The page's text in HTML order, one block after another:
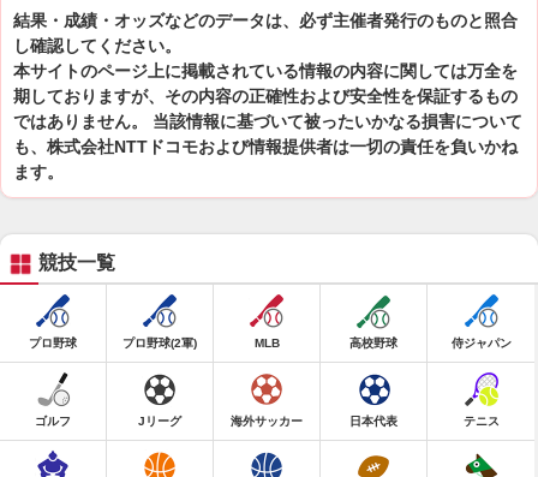
結果・成績・オッズなどのデータは、必ず主催者発行のものと照合
し確認してください。
本サイトのページ上に掲載されている情報の内容に関しては万全を
期しておりますが、その内容の正確性および安全性を保証するもの
ではありません。 当該情報に基づいて被ったいかなる損害について
も、株式会社NTTドコモおよび情報提供者は一切の責任を負いかね
ます。
競技一覧
プロ野球 プロ野球(2軍) MLB 高校野球 侍ジャパン
ゴルフ Jリーグ 海外サッカー 日本代表 テニス